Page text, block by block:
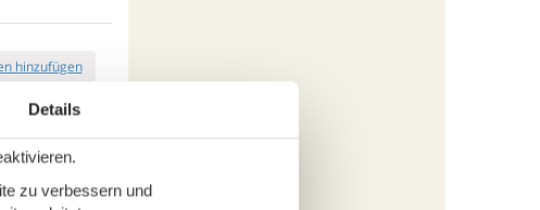
hinzufügen
Ab EUR988,-
Details
zu verbessern und